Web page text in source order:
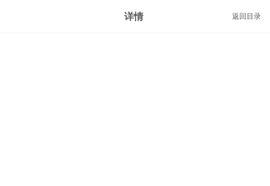
详情 返回目录